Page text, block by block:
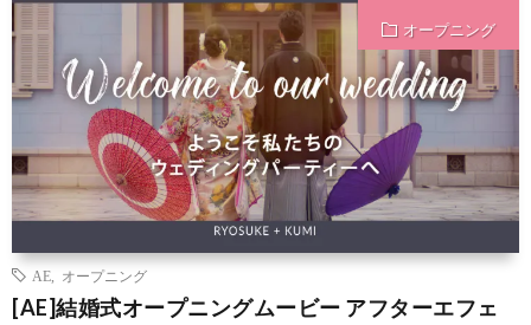
オープニング
AE オープニング
[AE]結婚式オープニングムービー アフターエフェ